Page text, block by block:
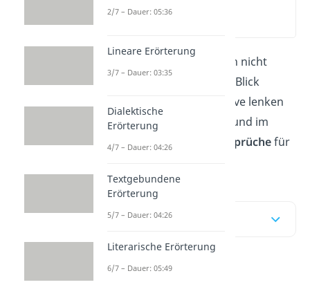
Manchmal ist das Leben nicht
leicht. Damit du deinen Blick
trotzdem auf das Positive lenken
kannst, haben wir hier und im
Video
aufmunternde Sprüchefür
Inhaltsübersicht
2/7 – Dauer: 05:36
Lineare Erörterung
3/7 – Dauer: 03:35
Dialektische
Erörterung
4/7 – Dauer: 04:26
Textgebundene
Erörterung
5/7 – Dauer: 04:26
Literarische Erörterung
6/7 – Dauer: 05:49